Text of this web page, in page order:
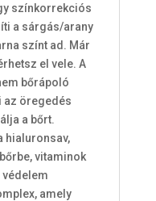
színkorrekciós
a sárgás/arany
színt ad. Már
el vele. A
bőrápoló
az öregedés
a bőrt.
hialuronsav,
vitaminok
védelem
amely